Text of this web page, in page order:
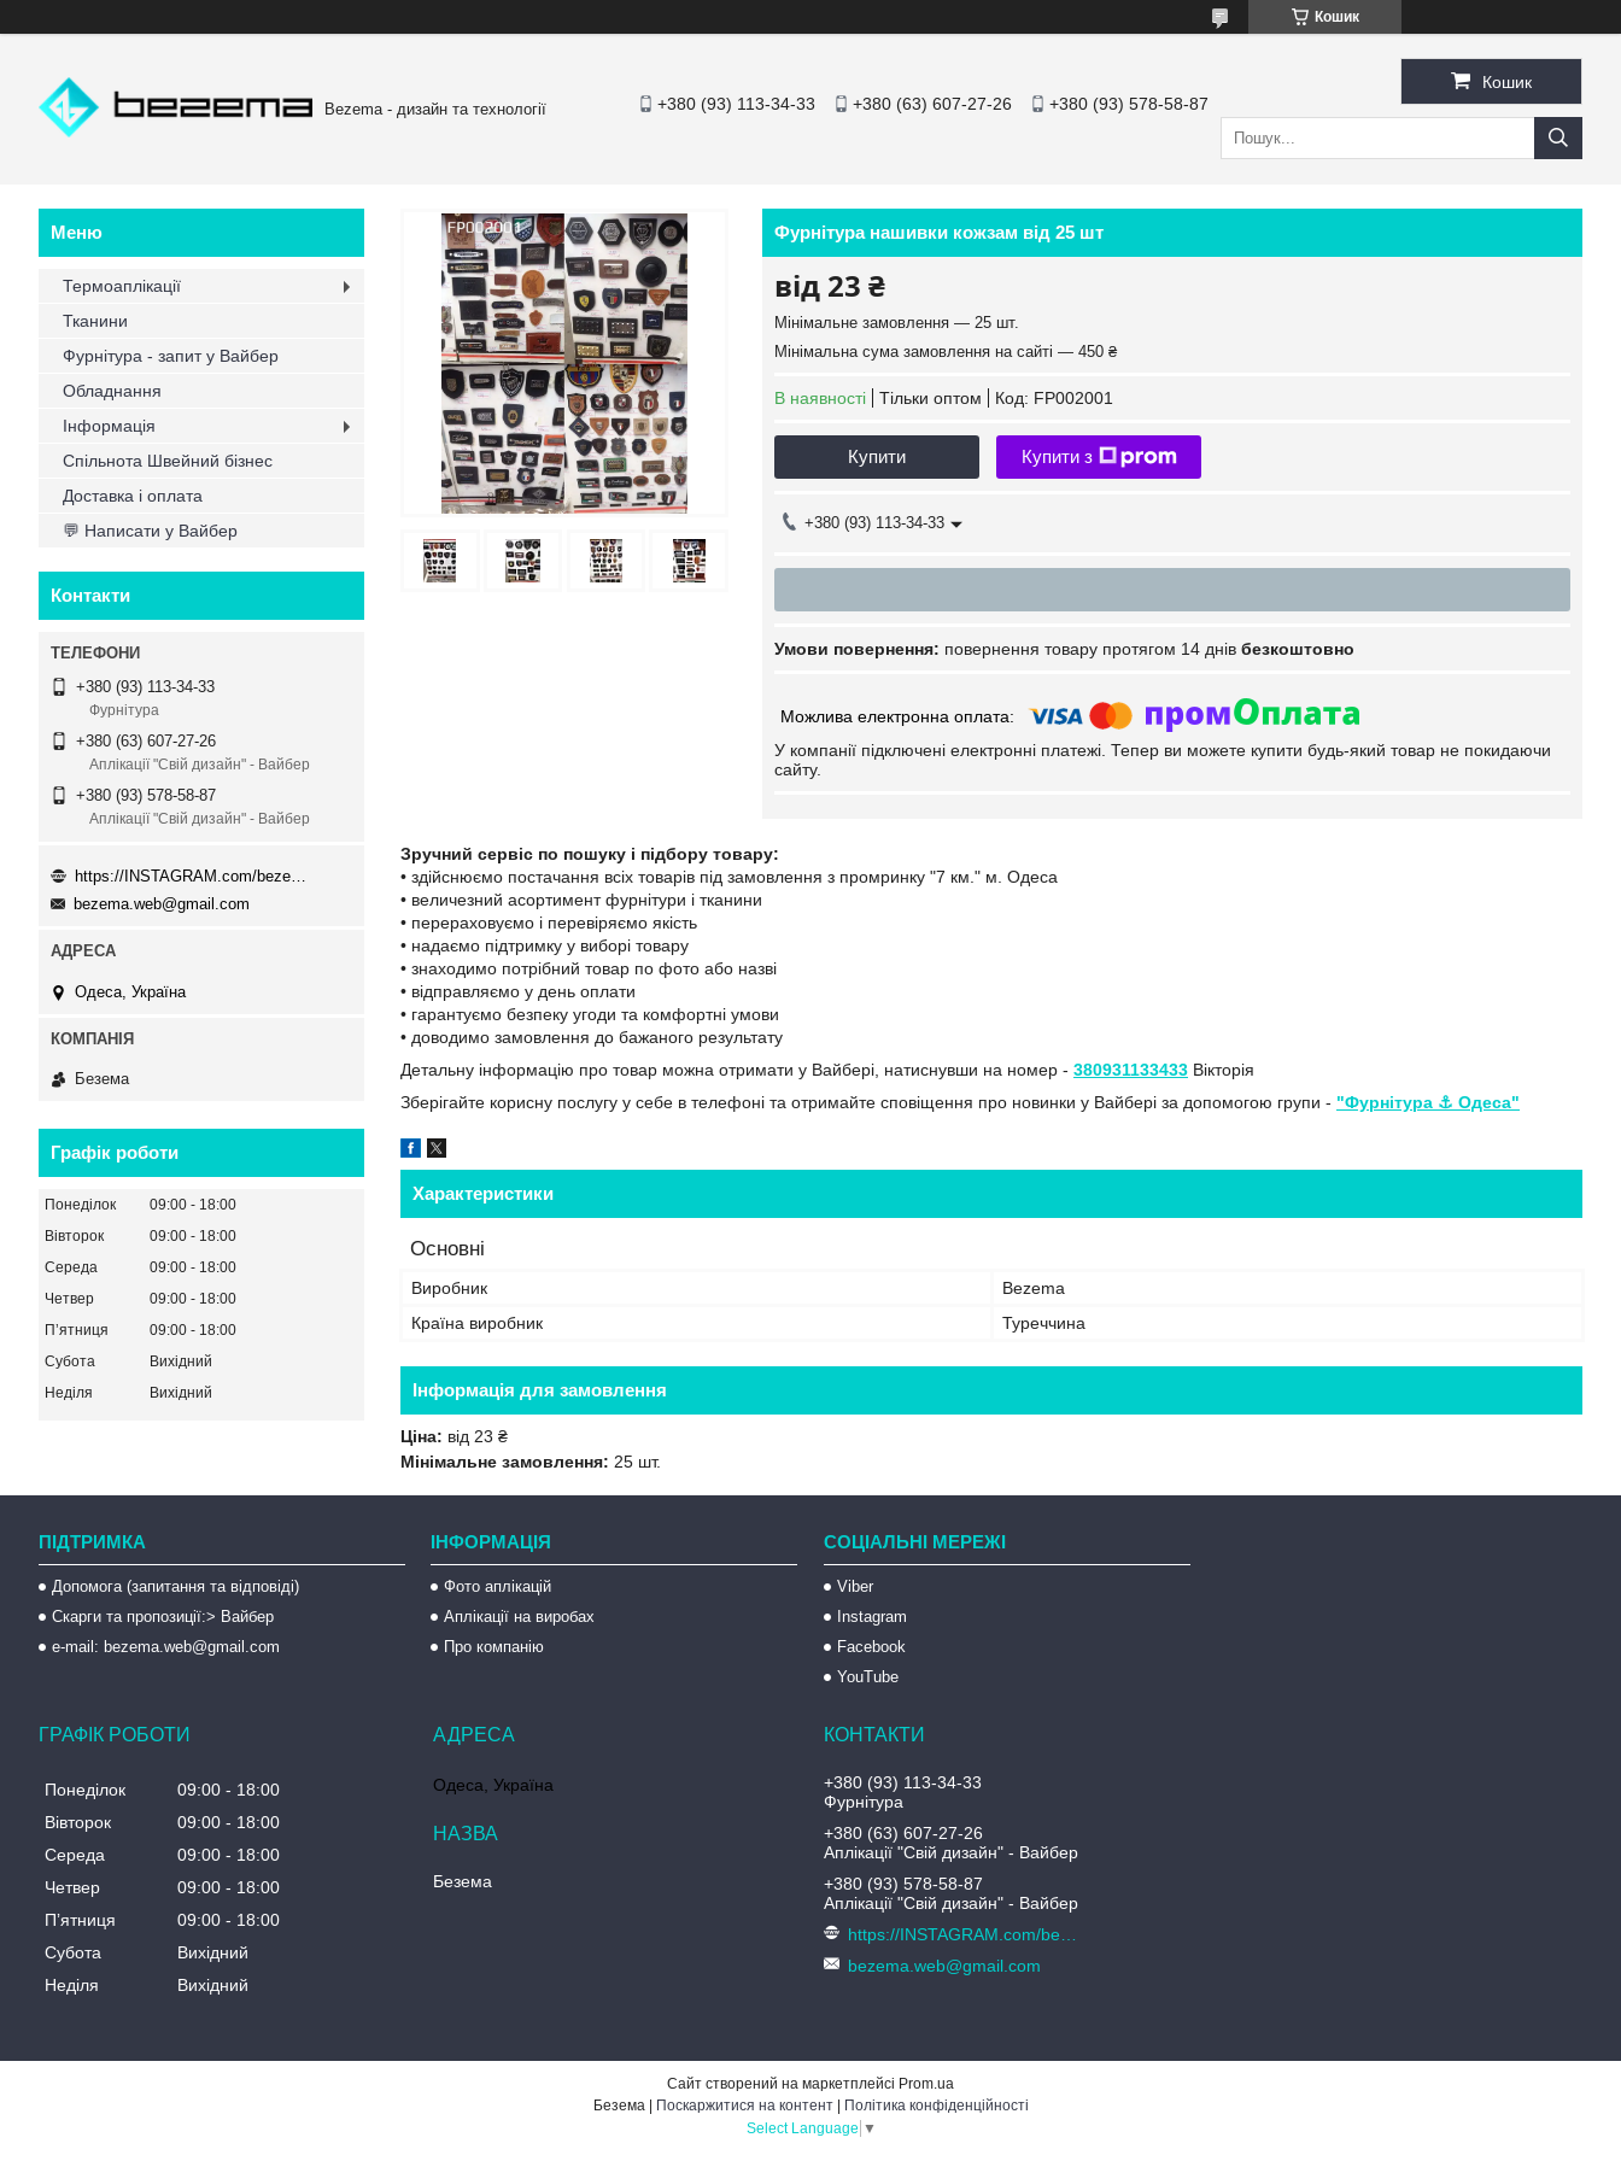
Кошик
Bezema - дизайн та технології +380 (93) 113-34-33 +380 (63) 607-27-26 +380 (93) 578-58-87
Кошик
Фурнітура нашивки кожзам від 25 шт
від 23 ₴
Мінімальне замовлення — 25 шт.
Мінімальна сума замовлення на сайті — 450 ₴
В наявності Тільки оптом Код: FP002001
Купити Купити з
+380 (93) 113-34-33
повернення товару протягом 14 днів безкоштовно
У компанії підключені електронні платежі. Тепер ви можете купити будь-який товар не покидаючи
сайту.
Зручний сервіс по пошуку і підбору товару:
• здійснюємо постачання всіх товарів під замовлення з промринку "7 км." м. Одеса
• величезний асортимент фурнітури і тканини
• перераховуємо і перевіряємо якість
• надаємо підтримку у виборі товару
• знаходимо потрібний товар по фото або назві
• відправляємо у день оплати
• гарантуємо безпеку угоди та комфортні умови
• доводимо замовлення до бажаного результату
Детальну інформацію про товар можна отримати у Вайбері, натиснувши на номер - 380931133433 Вікторія
Зберігайте корисну послугу у себе в телефоні та отримайте сповіщення про новинки у Вайбері за допомогою групи - "Фурнітура ⚓️ Одеса"
Характеристики
Основні
Виробник
Bezema
Країна виробник
Туреччина
Інформація для замовлення
Ціна: від 23 ₴
Мінімальне замовлення: 25 шт.
Термоаплікації
Тканини
Фурнітура - запит у Вайбер
Обладнання
Інформація
Спільнота Швейний бізнес
Доставка і оплата
💬 Написати у Вайбер
Контакти
+380 (93) 113-34-33
Фурнітура
+380 (63) 607-27-26
Аплікації "Свій дизайн" - Вайбер
+380 (93) 578-58-87
Аплікації "Свій дизайн" - Вайбер
bezema.web@gmail.com
Одеса, Україна
Безема
Графік роботи
Понеділок 09:00
18:00
Вівторок
09:00
18:00
Середа
09:00
18:00
Четвер
09:00
18:00
Пʼятниця
09:00
18:00
Субота
Вихідний
Неділя
Вихідний
ПІДТРИМКА
Допомога (запитання та відповіді)
Скарги та пропозиції:> Вайбер
e-mail: bezema.web@gmail.com
ІНФОРМАЦІЯ
Фото аплікацій
Аплікації на виробах
Про компанію
СОЦІАЛЬНІ МЕРЕЖІ
Viber
Instagram
Facebook
YouTube
ГРАФІК РОБОТИ
Понеділок 09:00
18:00
Вівторок
09:00
18:00
Середа
09:00
18:00
Четвер
09:00
18:00
Пʼятниця
09:00
18:00
Субота
Вихідний
Неділя
Вихідний
Одеса, Україна
Безема
+380 (93) 113-34-33
Фурнітура
+380 (63) 607-27-26
Аплікації "Свій дизайн" - Вайбер
+380 (93) 578-58-87
Аплікації "Свій дизайн" - Вайбер
bezema.web@gmail.com
Сайт створений на маркетплейсі Prom.ua
Поскаржитися на контент
Політика конфіденційності
Select Language ▼